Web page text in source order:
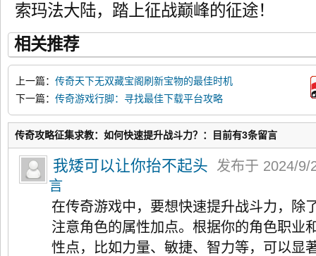
索玛法大陆，踏上征战巅峰的征途！
相关推荐
上一篇： 传奇天下无双藏宝阁刷新宝物的最佳时机
下一篇： 传奇游戏行脚：寻找最佳下载平台攻略
传奇攻略征集求教：如何快速提升战斗力？：目前有3条留言
我矮可以让你抬不起头 发布于 2024/
言
在传奇游戏中，要想快速提升战斗力，除
注意角色的属性加点。根据你的角色职业
性点，比如力量、敏捷、智力等，可以显